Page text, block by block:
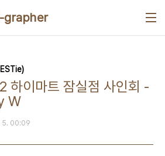
grapher
이마트 잠실점 사인회 -
W
5. 00:09